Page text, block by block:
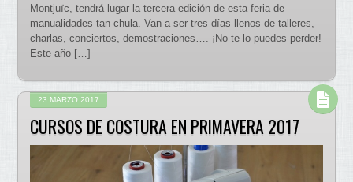
23 MARZO 2017
CURSOS DE COSTURA EN PRIMAVERA 2017
Montjuïc, tendrá lugar la tercera edición de esta feria de
manualidades tan chula. Van a ser tres días llenos de talleres,
charlas, conciertos, demostraciones…. ¡No te lo puedes perder!
Este año […]